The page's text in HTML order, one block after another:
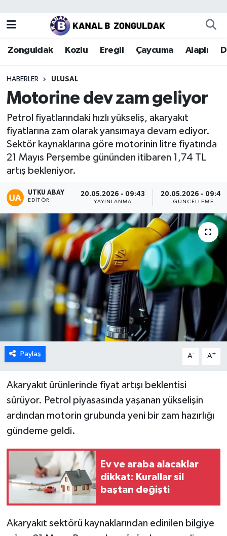
Zonguldak Kozlu Ereğli Çaycuma Alaplı
HABERLER ULUSAL
Motorine dev zam geliyor
Petrol fiyatlarındaki hızlı yükseliş, akaryakıt
fiyatlarına zam olarak yansımaya devam ediyor.
Sektör kaynaklarına göre motorinin litre fiyatında
21 Mayıs Perşembe gününden itibaren 1,74 TL
artış bekleniyor.
UTKU ABAY
EDITÖR
20.05.2026 - 09:43
YAYINLANMA
20.05.2026 - 09:48
GÜNCELLEME
Paylaş A- A+
Akaryakıt ürünlerinde fiyat artışı beklentisi
sürüyor. Petrol piyasasında yaşanan yükselişin
ardından motorin grubunda yeni bir zam hazırlığı
gündeme geldi.
Ev ve araba alacaklar
dikkat: Kurallar sil
baştan değişti
Akaryakıt sektörü kaynaklarından edinilen bilgiye
Zonguldak
Kozlu
Ereğli
Çaycuma
Alaplı
Devrek
Gökçebey
Bartın
Karabük
Spor
Ulusal
Zonguldak Nöbetçi Eczaneler
Zonguldak Hava Durumu
Zonguldak Trafik Yoğunluk Haritası
Puan Durumu ve Fikstür
Tüm Manşetler
Son Dakika Haberleri
Haber Arşivi